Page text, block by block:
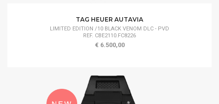
TAG HEUER AUTAVIA
LIMITED EDITION /10 BLACK VENOM DLC - PVD
REF. CBE2110.FC8226
€ 6.500,00